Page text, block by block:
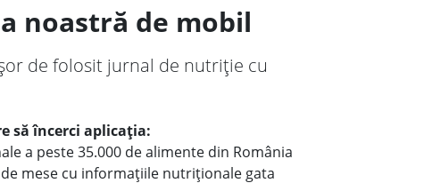
noastră de mobil
de folosit jurnal de nutriție cu
să încerci aplicația:
a peste 35.000 de alimente din România
mese cu informațiile nutriționale gata